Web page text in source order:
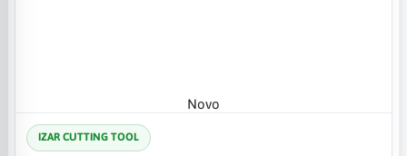
Novo
IZAR CUTTING TOOL